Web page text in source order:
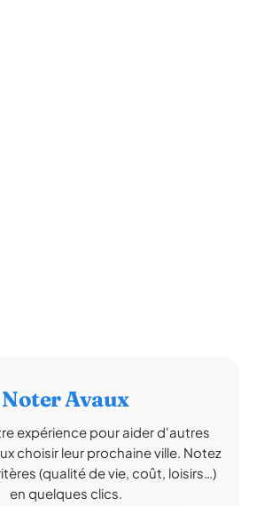
Noter Avaux
expérience pour aider d'autres
choisir leur prochaine ville. Notez
(qualité de vie, coût, loisirs…)
en quelques clics.